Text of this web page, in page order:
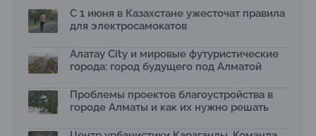
Бауыржана Байбахтиева
17.07.2026
рободоставки в Астане
15.07.2026
2026 принимает заявки до 31 июля
13.07.2026
С 1 июня в Казахстане ужесточат правила
для электросамокатов
Алатау City и мировые футуристические
города: город будущего под Алматой
Проблемы проектов благоустройства в
городе Алматы и как их нужно решать